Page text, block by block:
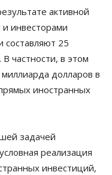
активной
инвесторами
составляют 25
частности, в этом
долларов в
иностранных
задачей
реализация
инвестиций,